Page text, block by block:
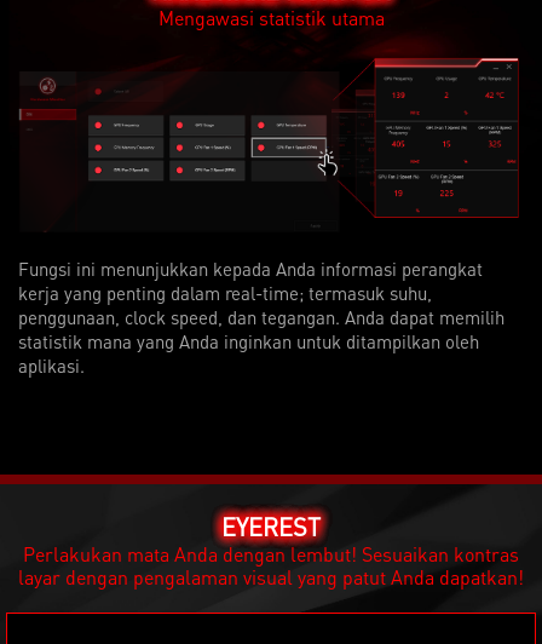
Mengawasi statistik utama
Fungsi ini menunjukkan kepada Anda informasi perangkat
kerja yang penting dalam real-time; termasuk suhu,
penggunaan, clock speed, dan tegangan. Anda dapat memilih
statistik mana yang Anda inginkan untuk ditampilkan oleh
aplikasi.
EYEREST
Perlakukan mata Anda dengan lembut! Sesuaikan kontras
layar dengan pengalaman visual yang patut Anda dapatkan!